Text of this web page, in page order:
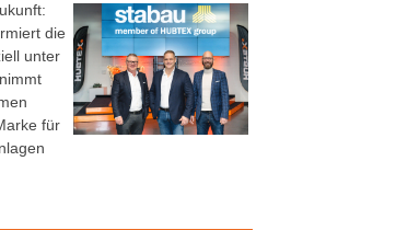
die
unter
für